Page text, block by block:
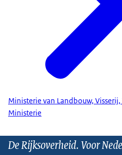
Ministerie van Landbouw,
Ministerie
De Rijksoverheid. Voor